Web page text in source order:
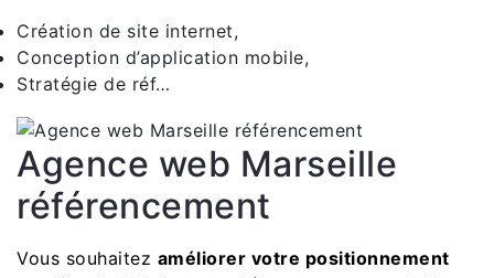
Création de site internet,
Conception d’application mobile,
Stratégie de réf…
Agence web Marseille
référencement
Vous souhaitez améliorer votre positionnement